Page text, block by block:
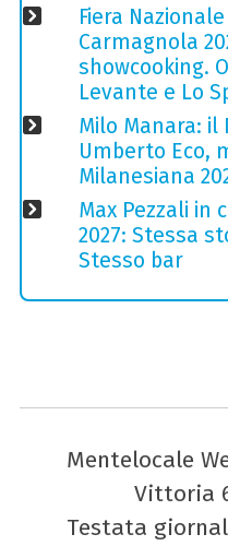
Fiera
Carmagnola
showcooking.
Levante e Lo
Milo Manara: il
Umberto Eco,
Milanesiana
Max Pezzali in
2027: Stessa
Stesso bar
Mentelocale
Vittoria
Testata